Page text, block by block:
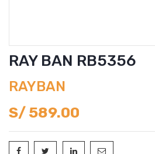
RAY BAN RB5356
RAYBAN
S/ 589.00